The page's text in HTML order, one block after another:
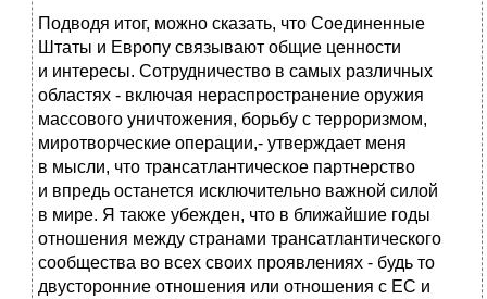
Подводя итог, можно сказать, что Соединенные
Штаты и Европу связывают общие ценности
и интересы. Сотрудничество в самых различных
областях - включая нераспространение оружия
массового уничтожения, борьбу с терроризмом,
миротворческие операции,- утверждает меня
в мысли, что трансатлантическое партнерство
и впредь останется исключительно важной силой
в мире. Я также убежден, что в ближайшие годы
отношения между странами трансатлантического
сообщества во всех своих проявлениях - будь то
двусторонние отношения или отношения с ЕС и